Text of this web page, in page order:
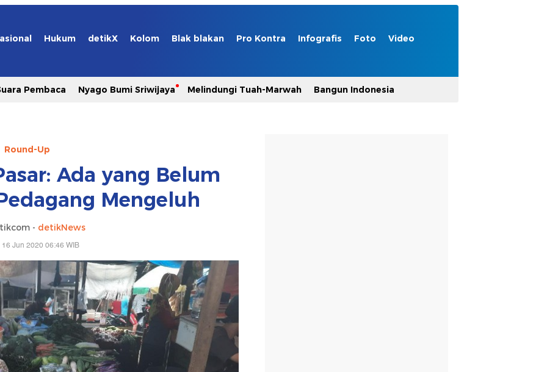
Hukum detikX Kolom Blak blakan Pro Kontra Infografis Foto Video
Pembaca Nyago Bumi Sriwijaya Melindungi Tuah-Marwah Bangun Indonesia
Round-Up
Ada yang Belum
Mengeluh
- detikNews
Jun 2020 06:46 WIB